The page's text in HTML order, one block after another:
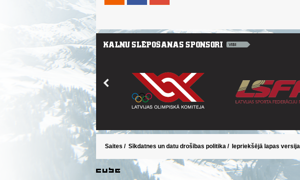
Saites / Sīkdatnes un datu drošības politika / Iepriekšējā lapas versija